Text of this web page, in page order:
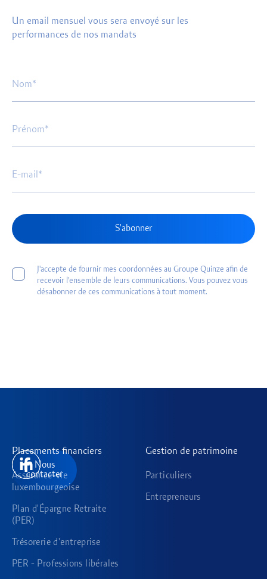
Un email mensuel vous sera envoyé sur les
performances de nos mandats
J'accepte de fournir mes coordonnées au Groupe Quinze afin de
recevoir l'ensemble de leurs communications. Vous pouvez vous
désabonner de ces communications à tout moment.
S'abonner
Nous
contacter
Placements financiers
Assurance-vie
luxembourgeoise
Plan d'Épargne Retraite
(PER)
Trésorerie d'entreprise
PER - Professions libérales
Gestion de patrimoine
Particuliers
Entrepreneurs